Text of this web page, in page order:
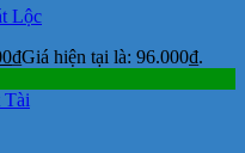
Lộc
₫Giá hiện tại là: 96.000₫.